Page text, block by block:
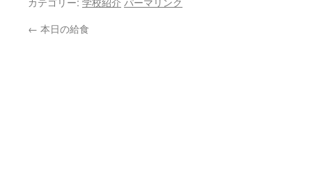
← 本日の給食